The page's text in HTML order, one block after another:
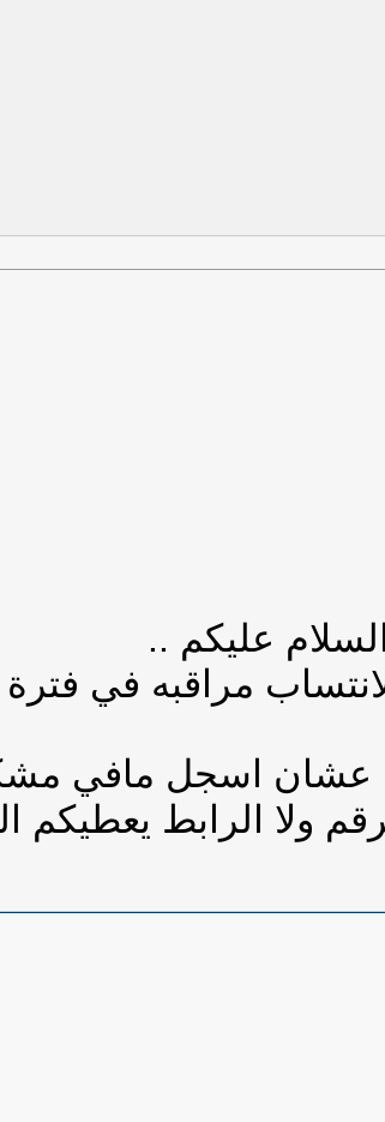
السلام عليكم ..
مراقبه في فترة
عشان اسجل مافي
ولا الرابط يعطيكم